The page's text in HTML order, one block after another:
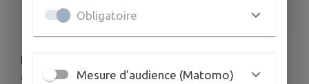
MARDI 18H00-21H00
Durant la période des travaux sur la place Charles
de Gaulle, retrouvez votre camion pizza devant la
Obligatoire
Mesure d'audience (Matomo)